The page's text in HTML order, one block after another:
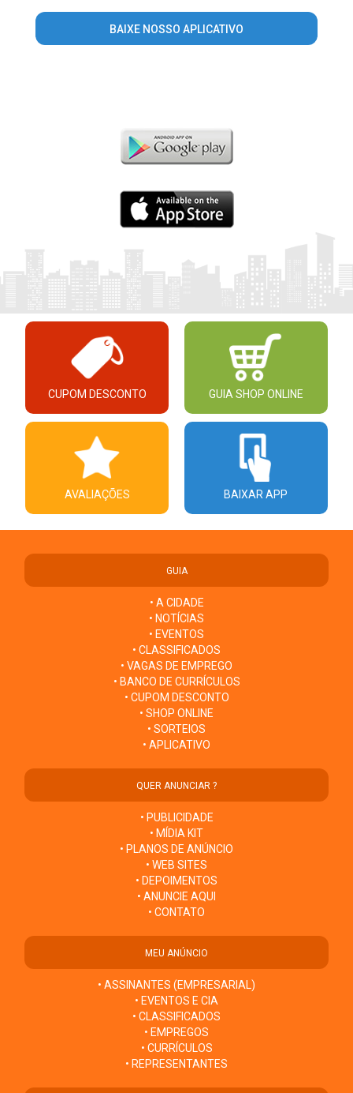
BAIXE NOSSO APLICATIVO
CUPOM DESCONTO GUIA SHOP ONLINE
AVALIAÇÕES BAIXAR APP
GUIA
• A CIDADE
• NOTÍCIAS
• EVENTOS
• CLASSIFICADOS
• VAGAS DE EMPREGO
• BANCO DE CURRÍCULOS
• CUPOM DESCONTO
• SHOP ONLINE
• SORTEIOS
• APLICATIVO
QUER ANUNCIAR ?
• PUBLICIDADE
• MÍDIA KIT
• PLANOS DE ANÚNCIO
• WEB SITES
• DEPOIMENTOS
• ANUNCIE AQUI
• CONTATO
MEU ANÚNCIO
• ASSINANTES (EMPRESARIAL)
• EVENTOS E CIA
• CLASSIFICADOS
• EMPREGOS
• CURRÍCULOS
• REPRESENTANTES